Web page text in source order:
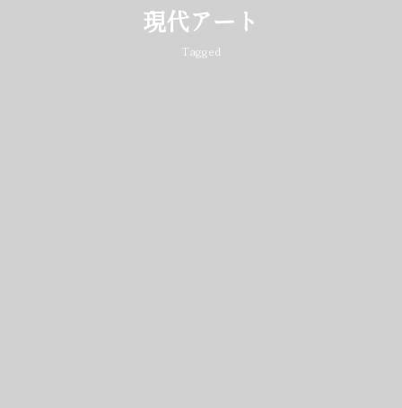
現代アート
Tagged